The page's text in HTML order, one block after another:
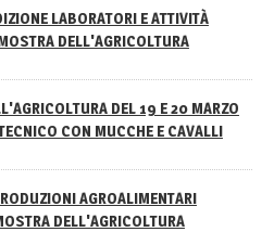
LABORATORI E ATTIVITÀ
DELL'AGRICOLTURA
DEL 19 E 20 MARZO
CON MUCCHE E CAVALLI
AGROALIMENTARI
DELL'AGRICOLTURA